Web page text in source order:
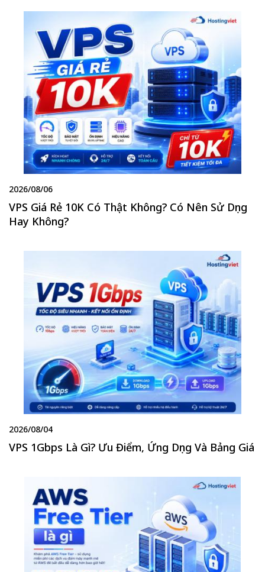
2026/08/06
VPS Giá Rẻ 10K Có Thật Không? Có Nên Sử Dụng
Hay Không?
2026/08/04
VPS 1Gbps Là Gì? Ưu Điểm, Ứng Dụng Và Bảng Giá